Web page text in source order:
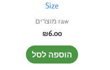
Size
raw מוצרים
₪6.00
הוספה לסל